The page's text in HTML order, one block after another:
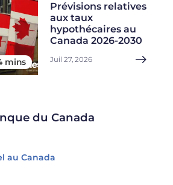
mins
Prévisions relatives
aux taux
hypothécaires au
Canada 2026-2030
Juil 27, 2026
du Canada
au Canada